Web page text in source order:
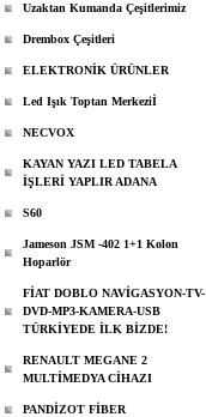
Uzaktan Kumanda Çeşitlerimiz
Drembox Çeşitleri
ELEKTRONİK ÜRÜNLER
Led Işık Toptan Merkeziİ
NECVOX
KAYAN YAZI LED TABELA
İŞLERİ YAPLIR ADANA
S60
Jameson JSM -402 1+1 Kolon
Hoparlör
FİAT DOBLO NAVİGASYON-TV-
DVD-MP3-KAMERA-USB
TÜRKİYEDE İLK BİZDE!
RENAULT MEGANE 2
MULTİMEDYA CİHAZI
PANDİZOT FİBER